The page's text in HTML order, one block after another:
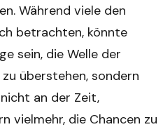
Während viele den
betrachten, könnte
sein, die Welle der
überstehen, sondern
an der Zeit,
vielmehr, die Chancen zu